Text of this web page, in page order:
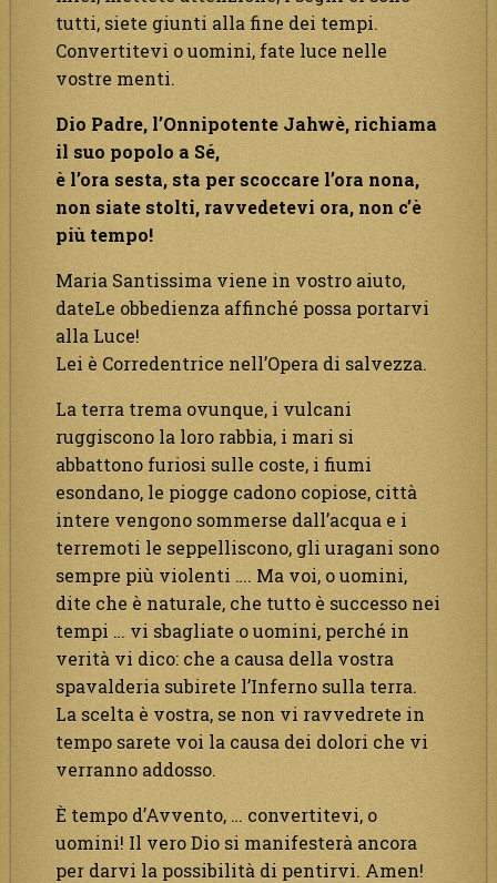
tutti, siete giunti alla fine dei tempi.
Convertitevi o uomini, fate luce nelle
vostre menti.
Dio Padre, l’Onnipotente Jahwè, richiama
il suo popolo a Sé,
è l’ora sesta, sta per scoccare l’ora nona,
non siate stolti, ravvedetevi ora, non c’è
più tempo!
Maria Santissima viene in vostro aiuto,
dateLe obbedienza affinché possa portarvi
alla Luce!
Lei è Corredentrice nell’Opera di salvezza.
La terra trema ovunque, i vulcani
ruggiscono la loro rabbia, i mari si
abbattono furiosi sulle coste, i fiumi
esondano, le piogge cadono copiose, città
intere vengono sommerse dall’acqua e i
terremoti le seppelliscono, gli uragani sono
sempre più violenti …. Ma voi, o uomini,
dite che è naturale, che tutto è successo nei
tempi … vi sbagliate o uomini, perché in
verità vi dico: che a causa della vostra
spavalderia subirete l’Inferno sulla terra.
La scelta è vostra, se non vi ravvedrete in
tempo sarete voi la causa dei dolori che vi
verranno addosso.
È tempo d’Avvento, … convertitevi, o
uomini! Il vero Dio si manifesterà ancora
per darvi la possibilità di pentirvi. Amen!